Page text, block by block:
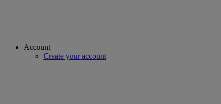
Account
Create your account